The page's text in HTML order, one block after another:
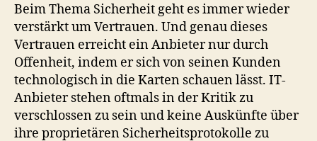
Beim Thema Sicherheit geht es immer wieder
verstärkt um Vertrauen. Und genau dieses
Vertrauen erreicht ein Anbieter nur durch
Offenheit, indem er sich von seinen Kunden
technologisch in die Karten schauen lässt. IT-
Anbieter stehen oftmals in der Kritik zu
verschlossen zu sein und keine Auskünfte über
ihre proprietären Sicherheitsprotokolle zu